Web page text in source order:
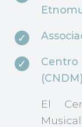
Centro
(CNDM)
El